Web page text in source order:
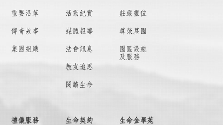
重要沿革
傳奇故事
集團組織
活動紀實
媒體報導
法會訊息
教友追思
閱讀生命
莊嚴靈位
尊榮墓園
園區設施
及服務
禮儀服務 生命契約 生命金學苑